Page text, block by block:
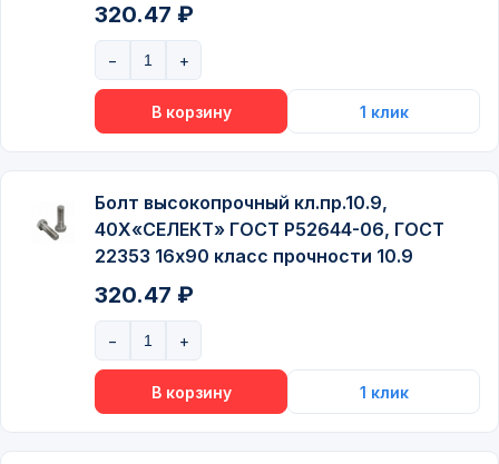
320.47 ₽
Болт высокопрочный кл.пр.10.9,
40Х«СЕЛЕКТ» ГОСТ P52644-06, ГОСТ
22353 16х90 класс прочности 10.9
320.47 ₽